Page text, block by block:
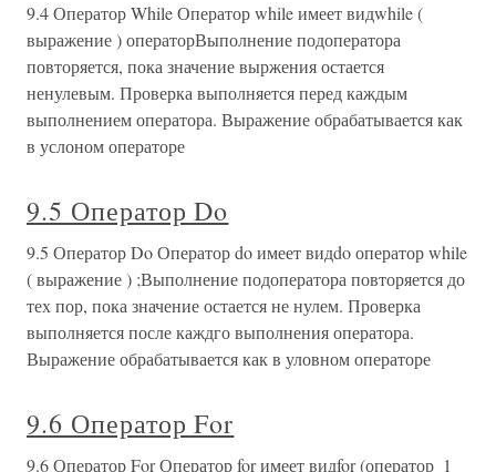
9.4 Оператор While Оператор while имеет видwhile (
выражение ) операторВыполнение подоператора
повторяется, пока значение выржения остается
ненулевым. Проверка выполняется перед каждым
выполнением оператора. Выражение обрабатывается как
в услоном операторе
9.5 Оператор Do
9.5 Оператор Do Оператор do имеет видdo оператор while
( выражение ) ;Выполнение подоператора повторяется до
тех пор, пока значение остается не нулем. Проверка
выполняется после каждго выполнения оператора.
Выражение обрабатывается как в уловном операторе
9.6 Оператор For
9.6 Оператор For Оператор for имеет видfor (оператор_1